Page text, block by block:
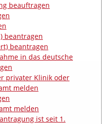
beauftragen
beantragen
beantragen
in das deutsche
privater Klinik oder
melden
melden
ist seit 1.